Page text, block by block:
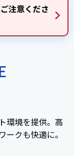
注意くださ
環境を提供。高
ークも快適に。